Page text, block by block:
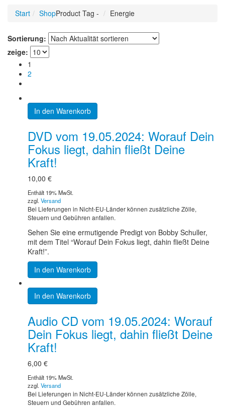
Start
ShopProduct Tag - Energie
Sortierung:
zeige:
1
2
In den Warenkorb
DVD vom 19.05.2024: Worauf Dein
Fokus liegt, dahin fließt Deine
Kraft!
10,00 €
Enthält 19% MwSt.
zzgl. Versand
Bei Lieferungen in Nicht-EU-Länder können zusätzliche Zölle,
Steuern und Gebühren anfallen.
Sehen Sie eine ermutigende Predigt von Bobby Schuller,
mit dem Titel “Worauf Dein Fokus liegt, dahin fließt Deine
Kraft!”.
In den Warenkorb
In den Warenkorb
Audio CD vom 19.05.2024: Worauf
Dein Fokus liegt, dahin fließt Deine
Kraft!
6,00 €
Enthält 19% MwSt.
zzgl. Versand
Bei Lieferungen in Nicht-EU-Länder können zusätzliche Zölle,
Steuern und Gebühren anfallen.